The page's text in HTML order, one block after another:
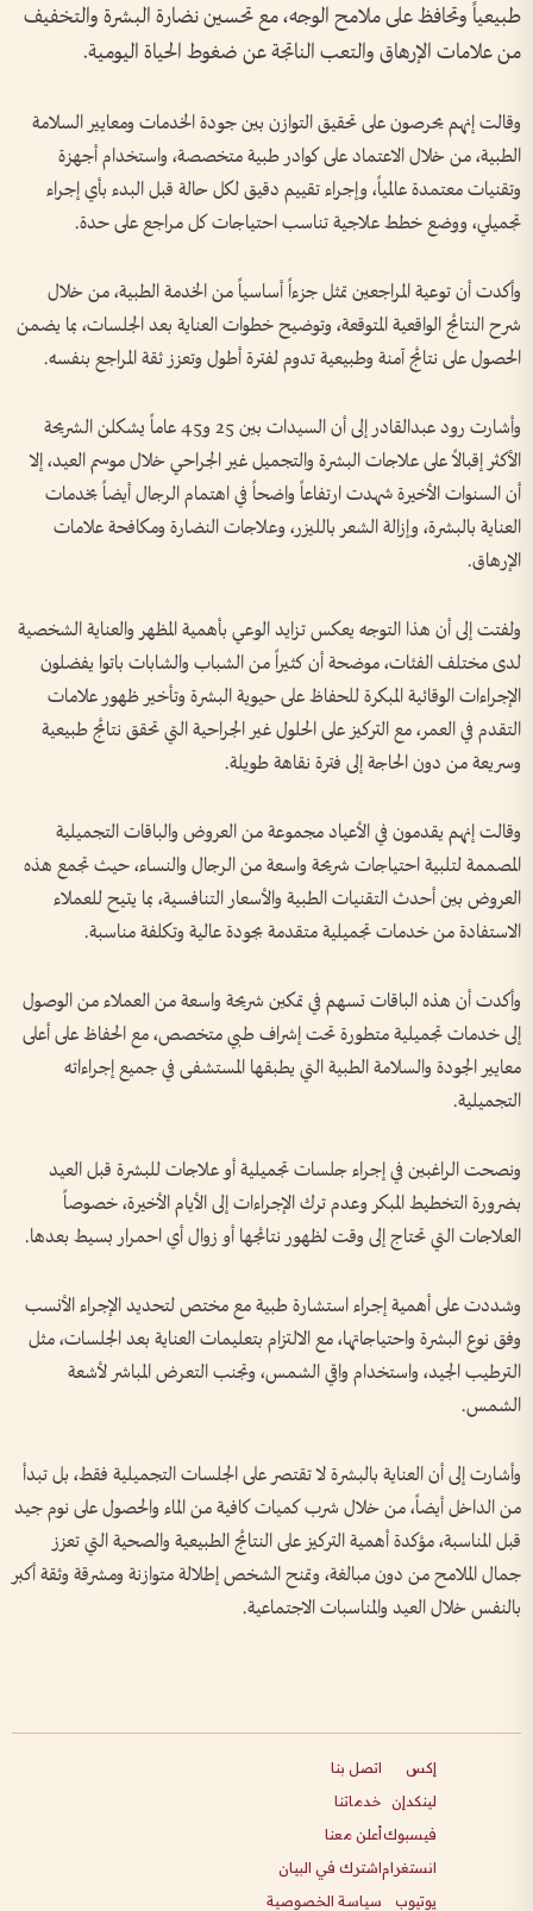
طبيعياً وتحافظ على ملامح الوجه، مع تحسين نضارة البشرة والتخفيف
من علامات الإرهاق والتعب الناتجة عن ضغوط الحياة اليومية.
وقالت إنهم يحرصون على تحقيق التوازن بين جودة الخدمات ومعايير السلامة
الطبية، من خلال الاعتماد على كوادر طبية متخصصة، واستخدام أجهزة
وتقنيات معتمدة عالمياً، وإجراء تقييم دقيق لكل حالة قبل البدء بأي إجراء
تجميلي، ووضع خطط علاجية تناسب احتياجات كل مراجع على حدة.
وأكدت أن توعية المراجعين تمثل جزءاً أساسياً من الخدمة الطبية، من خلال
شرح النتائج الواقعية المتوقعة، وتوضيح خطوات العناية بعد الجلسات، بما يضمن
الحصول على نتائج آمنة وطبيعية تدوم لفترة أطول وتعزز ثقة المراجع بنفسه.
وأشارت رود عبدالقادر إلى أن السيدات بين 25 و45 عاماً يشكلن الشريحة
الأكثر إقبالاً على علاجات البشرة والتجميل غير الجراحي خلال موسم العيد، إلا
أن السنوات الأخيرة شهدت ارتفاعاً واضحاً في اهتمام الرجال أيضاً بخدمات
العناية بالبشرة، وإزالة الشعر بالليزر، وعلاجات النضارة ومكافحة علامات
الإرهاق.
ولفتت إلى أن هذا التوجه يعكس تزايد الوعي بأهمية المظهر والعناية الشخصية
لدى مختلف الفئات، موضحة أن كثيراً من الشباب والشابات باتوا يفضلون
الإجراءات الوقائية المبكرة للحفاظ على حيوية البشرة وتأخير ظهور علامات
التقدم في العمر، مع التركيز على الحلول غير الجراحية التي تحقق نتائج طبيعية
وسريعة من دون الحاجة إلى فترة نقاهة طويلة.
وقالت إنهم يقدمون في الأعياد مجموعة من العروض والباقات التجميلية
المصممة لتلبية احتياجات شريحة واسعة من الرجال والنساء، حيث تجمع هذه
العروض بين أحدث التقنيات الطبية والأسعار التنافسية، بما يتيح للعملاء
الاستفادة من خدمات تجميلية متقدمة بجودة عالية وتكلفة مناسبة.
وأكدت أن هذه الباقات تسهم في تمكين شريحة واسعة من العملاء من الوصول
إلى خدمات تجميلية متطورة تحت إشراف طبي متخصص، مع الحفاظ على أعلى
معايير الجودة والسلامة الطبية التي يطبقها المستشفى في جميع إجراءاته
التجميلية.
ونصحت الراغبين في إجراء جلسات تجميلية أو علاجات للبشرة قبل العيد
بضرورة التخطيط المبكر وعدم ترك الإجراءات إلى الأيام الأخيرة، خصوصاً
العلاجات التي تحتاج إلى وقت لظهور نتائجها أو زوال أي احمرار بسيط بعدها.
وشددت على أهمية إجراء استشارة طبية مع مختص لتحديد الإجراء الأنسب
وفق نوع البشرة واحتياجاتها، مع الالتزام بتعليمات العناية بعد الجلسات، مثل
الترطيب الجيد، واستخدام واقي الشمس، وتجنب التعرض المباشر لأشعة
الشمس.
وأشارت إلى أن العناية بالبشرة لا تقتصر على الجلسات التجميلية فقط، بل تبدأ
من الداخل أيضاً، من خلال شرب كميات كافية من الماء والحصول على نوم جيد
قبل المناسبة، مؤكدة أهمية التركيز على النتائج الطبيعية والصحية التي تعزز
جمال الملامح من دون مبالغة، وتمنح الشخص إطلالة متوازنة ومشرقة وثقة أكبر
بالنفس خلال العيد والمناسبات الاجتماعية.
إكس
لينكدإن
فيسبوك
انستغرام
يوتيوب
اتصل بنا
خدماتنا
أعلن معنا
اشترك في البيان
سياسة الخصوصية